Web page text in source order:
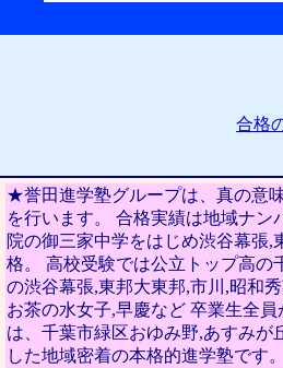
合格
★誉田進学塾グループは、真の意
を行います。 合格実績は地域ナ
院の御三家中学をはじめ渋谷幕張
格。 高校受験では公立トップ高の
の渋谷幕張,東邦大東邦,市川,昭和
お茶の水女子,早慶など 卒業生全
は、千葉市緑区おゆみ野,あすみ
した地域密着の本格的進学塾です。